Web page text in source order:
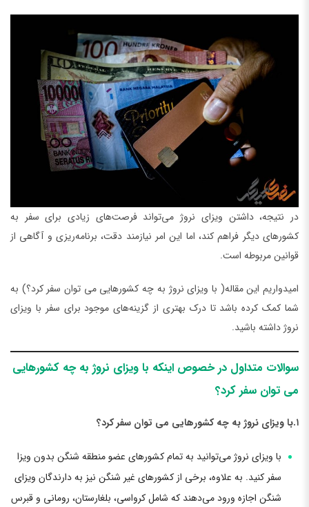
در نتیجه، داشتن ویزای نروژ می‌تواند فرصت‌های زیادی برای سفر به
کشورهای دیگر فراهم کند، اما این امر نیازمند دقت، برنامه‌ریزی و آگاهی از
قوانین مربوطه است.
امیدواریم این مقاله( با ویزای نروژ به چه کشورهایی می توان سفر کرد؟) به
شما کمک کرده باشد تا درک بهتری از گزینه‌های موجود برای سفر با ویزای
نروژ داشته باشید.
سوالات متداول در خصوص اینکه با ویزای نروژ به چه کشورهایی
می توان سفر کرد؟
۱.با ویزای نروژ به چه کشورهایی می توان سفر کرد؟
با ویزای نروژ می‌توانید به تمام کشورهای عضو منطقه شنگن بدون ویزا
سفر کنید. به علاوه، برخی از کشورهای غیر شنگن نیز به دارندگان ویزای
شنگن اجازه ورود می‌دهند که شامل کرواسی، بلغارستان، رومانی و قبرس